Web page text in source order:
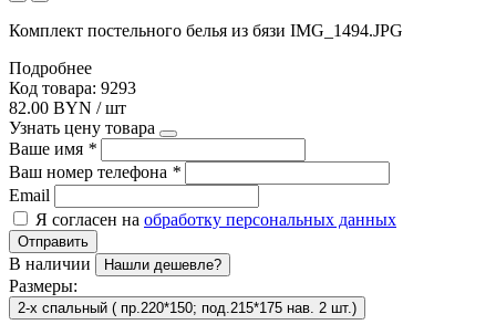
Комплект постельного белья из бязи IMG_1494.JPG
Подробнее
Код товара: 9293
82.00 BYN / шт
Узнать цену товара
Ваше имя *
Ваш номер телефона *
Email
Я согласен на обработку персональных данных
Отправить
В наличии Нашли дешевле?
Размеры:
2-х спальный ( пр.220*150; под.215*175 нав. 2 шт.)